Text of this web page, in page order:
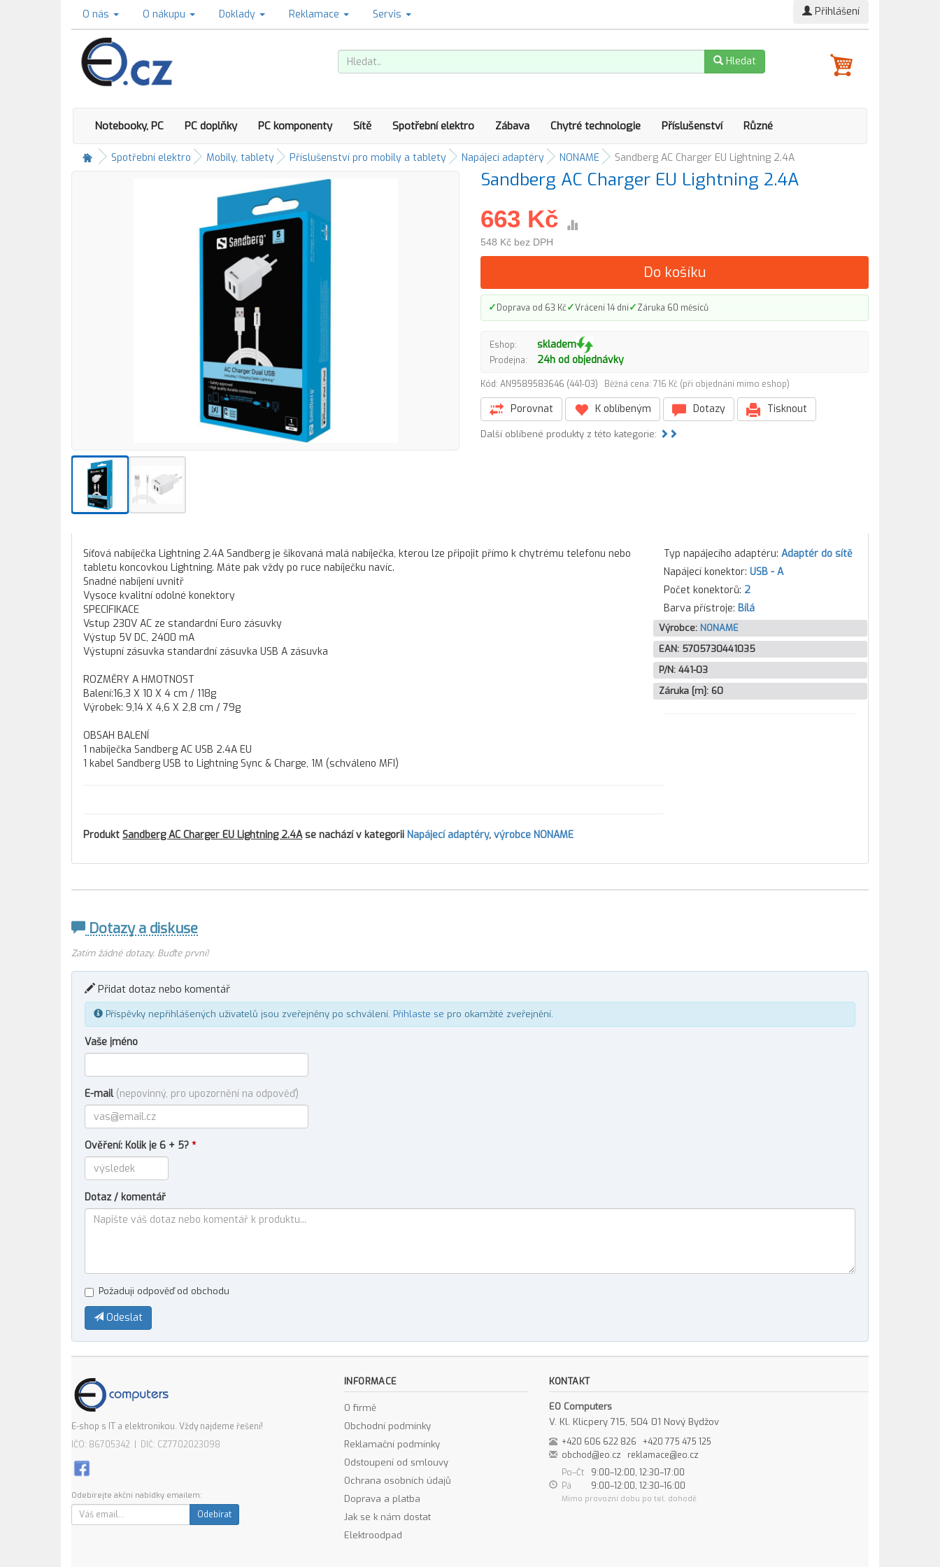
O nás O nákupu Doklady Reklamace Servis Přihlášení
Hledat
Notebooky, PC PC doplňky PC komponenty Sítě Spotřební elektro Zábava Chytré technologie Příslušenství Různé
Spotřební elektro Mobily, tablety Příslušenství pro mobily a tablety Napájecí adaptéry NONAME Sandberg AC Charger EU Lightning 2.4A
Sandberg AC Charger EU Lightning 2.4A
663 Kč
548 Kč bez DPH
Do košíku
✓Doprava od 63 Kč✓Vrácení 14 dní✓Záruka 60 měsíců
Eshop: skladem
Prodejna: 24h od objednávky
Kód: AN9589583646 (441-03) Běžná cena: 716 Kč (při objednání mimo eshop)
Porovnat K oblíbeným Dotazy Tisknout
Další oblíbené produkty z této kategorie:
Síťová nabíječka Lightning 2.4A Sandberg je šikovaná malá nabíječka, kterou lze připojit přímo k chytrému telefonu nebo
tabletu koncovkou Lightning. Máte pak vždy po ruce nabíječku navíc.
Snadné nabíjení uvnitř
Vysoce kvalitní odolné konektory
SPECIFIKACE
Vstup 230V AC ze standardní Euro zásuvky
Výstup 5V DC, 2400 mA
Výstupní zásuvka standardní zásuvka USB A zásuvka
ROZMĚRY A HMOTNOST
Balení:16,3 X 10 X 4 cm / 118g
Výrobek: 9,14 X 4,6 X 2,8 cm / 79g
OBSAH BALENÍ
1 nabíječka Sandberg AC USB 2.4A EU
1 kabel Sandberg USB to Lightning Sync & Charge, 1M (schváleno MFI)
Produkt Sandberg AC Charger EU Lightning 2.4Ase nachází v kategorii Napájecí adaptéry, výrobce NONAME
Typ napájecího adaptéru: Adaptér do sítě
Napájecí konektor: USB - A
Počet konektorů: 2
Barva přístroje: Bílá
Výrobce: NONAME
EAN: 5705730441035
P/N: 441-03
Záruka [m]: 60
Dotazy a diskuse
Zatím žádné dotazy. Buďte první!
Přidat dotaz nebo komentář
Příspěvky nepřihlášených uživatelů jsou zveřejněny po schválení. Přihlaste se pro okamžité zveřejnění.
Vaše jméno
E-mail (nepovinný, pro upozornění na odpověď)
Ověření: Kolik je 6 + 5? *
Dotaz / komentář
Požaduji odpověď od obchodu
Odeslat
E-shop s IT a elektronikou. Vždy najdeme řešení!
IČO: 86705342 | DIČ: CZ7702023098
Odebírejte akční nabídky emailem:
Odebírat
INFORMACE
O firmě
Obchodní podmínky
Reklamační podmínky
Odstoupení od smlouvy
Ochrana osobních údajů
Doprava a platba
Jak se k nám dostat
Elektroodpad
KONTAKT
EO Computers
V. Kl. Klicpery 715, 504 01 Nový Bydžov
+420 606 622 826
+420 775 475 125
obchod@eo.cz
reklamace@eo.cz
Po–Čt
9:00–12:00, 12:30–17:00
Pá
9:00–12:00, 12:30–16:00
Mimo provozní dobu po tel. dohodě